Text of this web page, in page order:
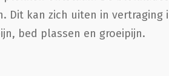
Dit kan zich uiten in
bed plassen en groeipijn.